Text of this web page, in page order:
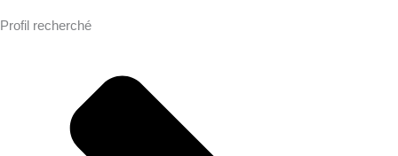
Profil recherché